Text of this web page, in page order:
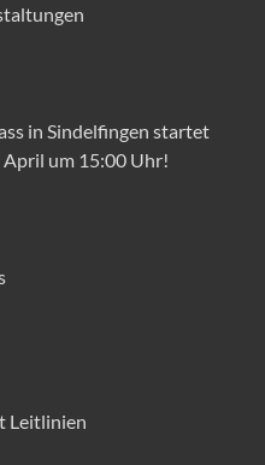
in Sindelfingen startet
April um 15:00 Uhr!
Leitlinien